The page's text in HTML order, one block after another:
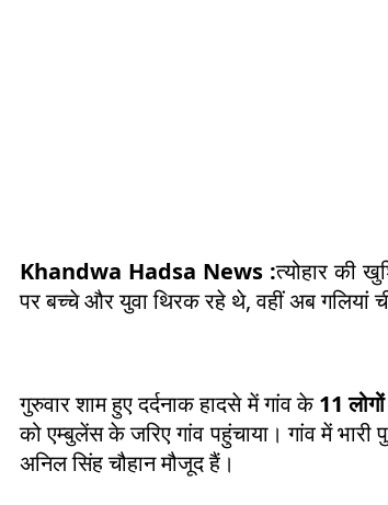
Khandwa Hadsa News :त्योहार की
पर बच्चे और युवा थिरक रहे थे, वहीं अब गलियां
गुरुवार शाम हुए दर्दनाक हादसे में गांव के11
को एम्बुलेंस के जरिए गांव पहुंचाया। गांव में
अनिल सिंह चौहान मौजूद हैं।